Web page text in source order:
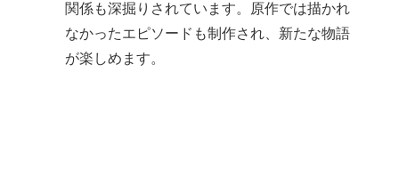
関係も深掘りされています。原作では描かれ
なかったエピソードも制作され、新たな物語
が楽しめます。